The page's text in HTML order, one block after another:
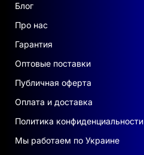
Блог
Про нас
Гарантия
Оптовые поставки
Публичная оферта
Оплата и доставка
Политика конфиденциальности
Мы работаем по Украине